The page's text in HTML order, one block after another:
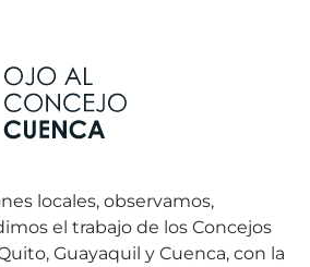
locales, observamos,
el trabajo de los Concejos
Guayaquil y Cuenca, con la